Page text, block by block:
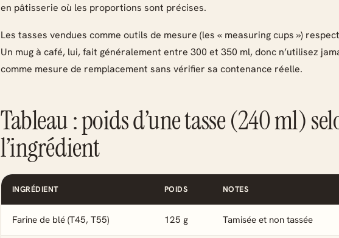
en pâtisserie où les proportions sont précises.
Les tasses vendues comme outils de mesure (les « measuring cups »)
Un mug à café, lui, fait généralement entre 300 et 350 ml, donc n’utilisez
comme mesure de remplacement sans vérifier sa contenance réelle.
Tableau : poids d’une tasse (240 ml)
l’ingrédient
INGRÉDIENT POIDS NOTES
Farine de blé (T45, T55) 125 g Tamisée et non tassée